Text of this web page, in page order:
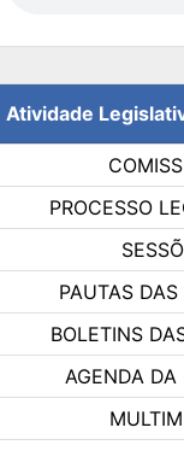
Atividade
PROCESSO
PAUTAS DAS
BOLETINS
AGENDA DA